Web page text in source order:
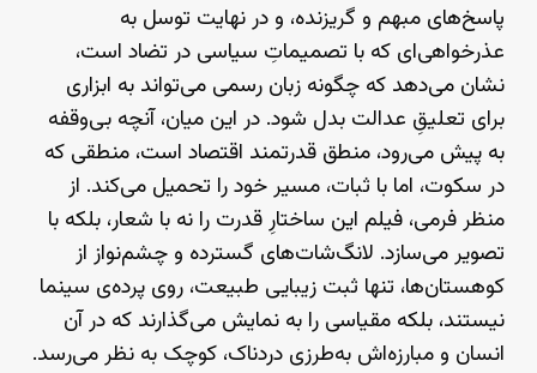
پاسخ‌های مبهم و گریزنده، و در نهایت توسل به
عذرخواهی‌ای که با تصمیماتِ سیاسی در تضاد است،
نشان می‌دهد که چگونه زبان رسمی می‌تواند به ابزاری
برای تعلیقِ عدالت بدل شود. در این میان، آنچه بی‌وقفه
به پیش می‌رود، منطق قدرتمند اقتصاد است، منطقی که
در سکوت، اما با ثبات، مسیر خود را تحمیل می‌کند. از
منظر فرمی، فیلم این ساختارِ قدرت را نه با شعار، بلکه با
تصویر می‌سازد. لانگ‌شات‌های گسترده و چشم‌نواز از
کوهستان‌ها، تنها ثبت زیبایی طبیعت، روی پرده‌ی سینما
نیستند، بلکه مقیاسی را به نمایش می‌گذارند که در آن
انسان و مبارزه‌اش به‌طرزی دردناک، کوچک به نظر می‌رسد.